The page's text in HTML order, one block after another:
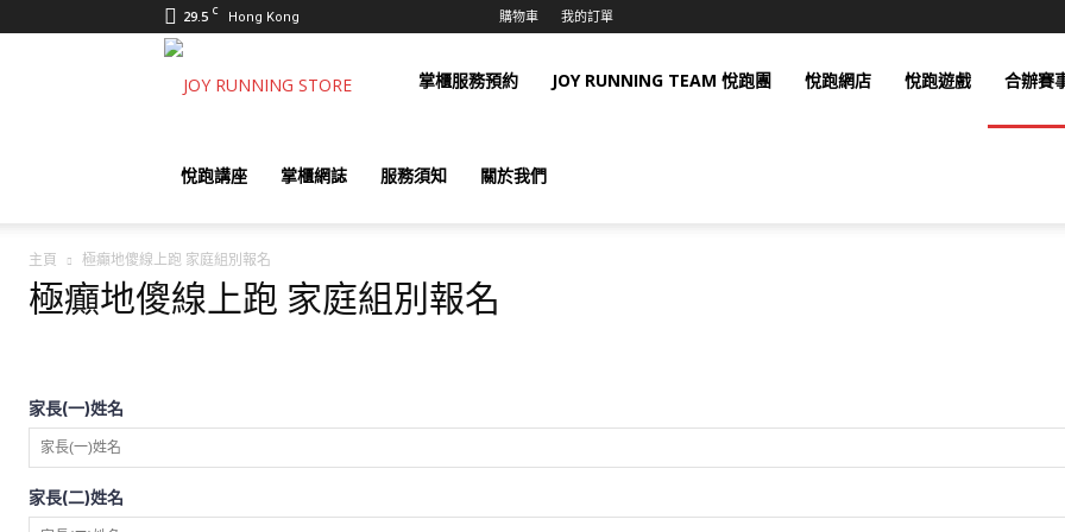
29.5 C Hong Kong 購物車 我的訂單
悅 掌櫃服務預約 JOY RUNNING TEAM 悅跑團 悅跑網店 悅跑遊戲 合辦賽
悅跑講座 掌櫃網誌 服務須知 關於我們
主頁 極癲地傻線上跑 家庭組別報名
極癲地傻線上跑 家庭組別報名
家長(一)姓名
家長(二)姓名